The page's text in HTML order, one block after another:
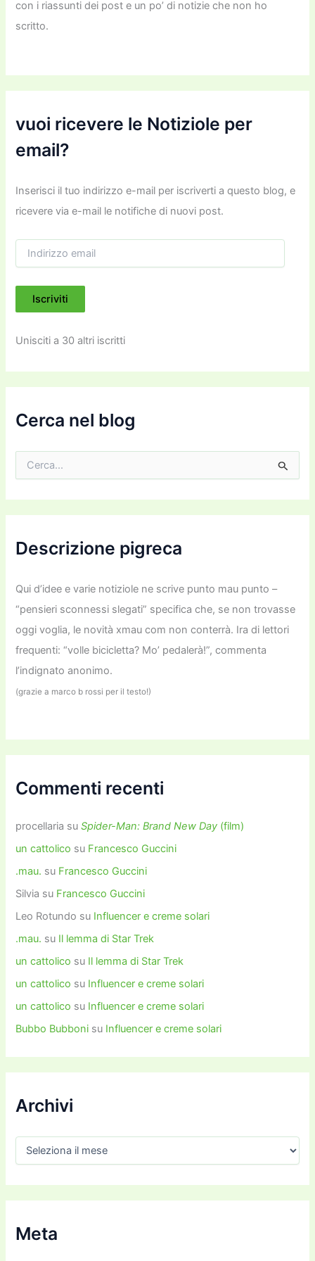
con i riassunti dei post e un po’ di notizie che non ho
scritto.
vuoi ricevere le Notiziole per
email?
Inserisci il tuo indirizzo e-mail per iscriverti a questo blog, e
ricevere via e-mail le notifiche di nuovi post.
i
i
z
e
m
i
Iscriviti
Unisciti a 30 altri iscritti
Cerca nel blog
c
a
Descrizione pigreca
Qui d’idee e varie notiziole ne scrive punto mau punto –
“pensieri sconnessi slegati” specifica che, se non trovasse
oggi voglia, le novità xmau com non conterrà. Ira di lettori
frequenti: “volle bicicletta? Mo’ pedalerà!”, commenta
l’indignato anonimo.
(grazie a marco b rossi per il testo!)
Commenti recenti
procellaria suSpider-Man: Brand New Day (film)
un cattolico su Francesco Guccini
.mau. su Francesco Guccini
Silvia su Francesco Guccini
Leo Rotundo su Influencer e creme solari
.mau. su Il lemma di Star Trek
un cattolico su Il lemma di Star Trek
un cattolico su Influencer e creme solari
un cattolico su Influencer e creme solari
Bubbo Bubboni su Influencer e creme solari
Archivi
h
i
iMeta